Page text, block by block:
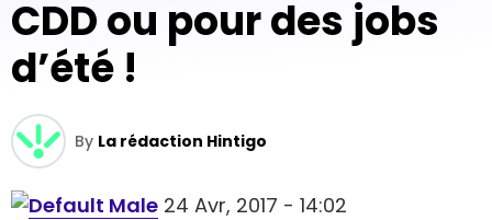
CDD ou pour des jobs
d’été !
By La rédaction Hintigo
24 Avr, 2017 - 14:02